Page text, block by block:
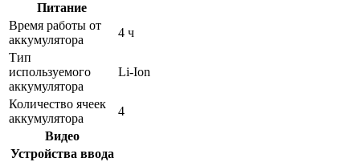
Питание
Время работы от
аккумулятора
4 ч
Тип
используемого
аккумулятора
Li-Ion
Количество ячеек
аккумулятора
4
Видео
Устройства ввода